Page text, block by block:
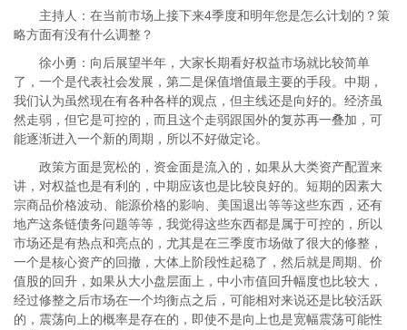
主持人：在当前市场上接下来4季度和明年您是怎么计划的？策
略方面有没有什么调整？
徐小勇：向后展望半年，大家长期看好权益市场就比较简单
了，一个是代表社会发展，第二是保值增值最主要的手段。中期，
我们认为虽然现在有各种各样的观点，但主线还是向好的。经济虽
然走弱，但它是可控的，而且这个走弱跟国外的复苏再一叠加，可
能逐渐进入一个新的周期，所以不好做定论。
政策方面是宽松的，资金面是流入的，如果从大类资产配置来
讲，对权益也是有利的，中期应该也是比较良好的。短期的因素大
宗商品价格波动、能源价格的影响、美国退出等等这些东西，还有
地产这条链债务问题等等，我觉得这些东西都是属于可控的，所以
市场还是有热点和亮点的，尤其是在三季度市场做了很大的修整，
一个是核心资产的回撤，大体上阶段性起稳了，然后就是周期、价
值股的回升，如果从大小盘层面上，中小市值回升幅度也比较大，
经过修整之后市场在一个均衡点之后，可能相对来说还是比较活跃
的，震荡向上的概率是存在的，即使不是向上也是宽幅震荡可能性